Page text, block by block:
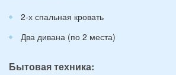
2-х спальная кровать
Два дивана (по 2 места)
Бытовая техника: